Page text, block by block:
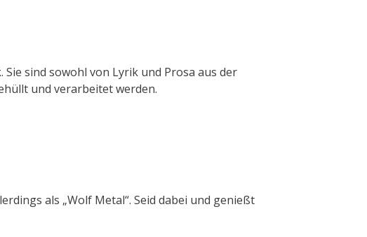
sind sowohl von Lyrik und Prosa aus der
und verarbeitet werden.
als „Wolf Metal“. Seid dabei und genießt